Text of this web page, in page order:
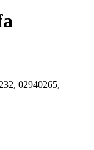
02940265,